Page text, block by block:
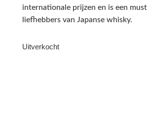
internationale prijzen en is een
liefhebbers van Japanse whisky.
Uitverkocht